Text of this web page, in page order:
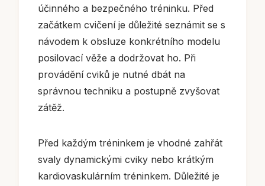
účinného a bezpečného tréninku. Před
začátkem cvičení je důležité seznámit se s
návodem k obsluze konkrétního modelu
posilovací věže a dodržovat ho. Při
provádění cviků je nutné dbát na
správnou techniku a postupně zvyšovat
zátěž.
Před každým tréninkem je vhodné zahřát
svaly dynamickými cviky nebo krátkým
kardiovaskulárním tréninkem. Důležité je